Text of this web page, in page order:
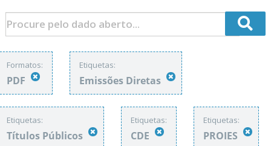
Formatos:
PDF
Etiquetas:
Emissões Diretas
Etiquetas:
Títulos Públicos
Etiquetas:
CDE
Etiquetas:
PROIES